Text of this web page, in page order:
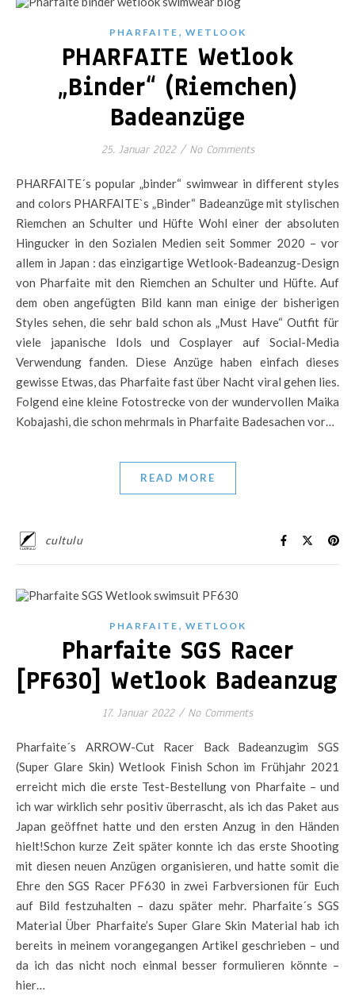
PHARFAITE , WETLOOK
PHARFAITE Wetlook
„Binder“ (Riemchen)
Badeanzüge
25. Januar 2022 / No Comments
PHARFAITE´s popular „binder“ swimwear in different styles
and colors PHARFAITE`s „Binder“ Badeanzüge mit stylischen
Riemchen an Schulter und Hüfte Wohl einer der absoluten
Hingucker in den Sozialen Medien seit Sommer 2020 – vor
allem in Japan : das einzigartige Wetlook-Badeanzug-Design
von Pharfaite mit den Riemchen an Schulter und Hüfte. Auf
dem oben angefügten Bild kann man einige der bisherigen
Styles sehen, die sehr bald schon als „Must Have“ Outfit für
viele japanische Idols und Cosplayer auf Social-Media
Verwendung fanden. Diese Anzüge haben einfach dieses
gewisse Etwas, das Pharfaite fast über Nacht viral gehen lies.
Folgend eine kleine Fotostrecke von der wundervollen Maika
Kobajashi, die schon mehrmals in Pharfaite Badesachen vor…
READ MORE
cultulu
PHARFAITE , WETLOOK
Pharfaite SGS Racer
[PF630] Wetlook Badeanzug
17. Januar 2022 / No Comments
Pharfaite´s ARROW-Cut Racer Back Badeanzugim SGS
(Super Glare Skin) Wetlook Finish Schon im Frühjahr 2021
erreicht mich die erste Test-Bestellung von Pharfaite – und
ich war wirklich sehr positiv überrascht, als ich das Paket aus
Japan geöffnet hatte und den ersten Anzug in den Händen
hielt!Schon kurze Zeit später konnte ich das erste Shooting
mit diesen neuen Anzügen organisieren, und hatte somit die
Ehre den SGS Racer PF630 in zwei Farbversionen für Euch
auf Bild festzuhalten – dazu später mehr. Pharfaite´s SGS
Material Über Pharfaite’s Super Glare Skin Material hab ich
bereits in meinem vorangegangen Artikel geschrieben – und
da ich das nicht noch einmal besser formulieren könnte –
hier…